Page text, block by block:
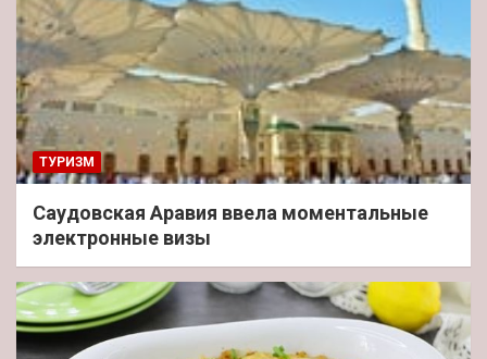
ТУРИЗМ
Саудовская Аравия ввела моментальные
электронные визы